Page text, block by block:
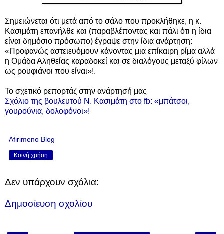
Σημειώνεται ότι μετά από το σάλο που προκλήθηκε, η κ.
Κασιμάτη επανήλθε και (παραβλέποντας και πάλι ότι η ίδια
είναι δημόσιο πρόσωπο) έγραψε στην ίδια ανάρτηση:
«Προφανώς αστειευόμουν κάνοντας μια επίκαιρη ρίμα αλλά
η Ομάδα Αληθείας καραδοκεί και σε διαλόγους μεταξύ φίλων
ως ρουφιάνοι που είναι»!.
Το σχετικό ρεπορτάζ στην ανάρτησή μας
Σχόλιο της βουλευτού Ν. Κασιμάτη στο fb: «μπάτσοι,
γουρούνια, δολοφόνοι»!
Afirimeno Blog
Κοινή χρήση
Δεν υπάρχουν σχόλια:
Δημοσίευση σχολίου